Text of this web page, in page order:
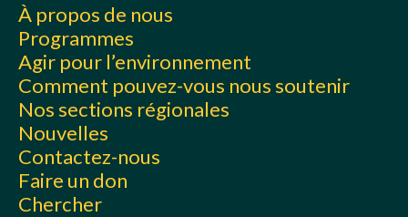
À propos de nous
Programmes
Agir pour l’environnement
Comment pouvez-vous nous soutenir
Nos sections régionales
Nouvelles
Contactez-nous
Faire un don
Chercher